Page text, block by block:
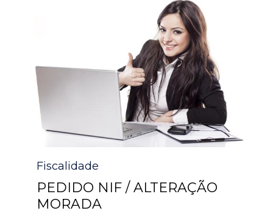
Category
Fiscalidade
PEDIDO NIF / ALTERAÇÃO
MORADA